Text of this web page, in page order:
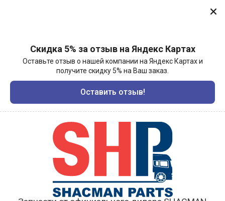
Скидка 5% за отзыв на Яндекс Картах
Оставьте отзыв о нашей компании на Яндекс Картах и
получите скидку 5% на Ваш заказ.
Оставить отзыв!